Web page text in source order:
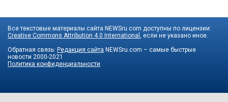
Все текстовые материалы сайта NEWSru.com доступны по лицензии:
Creative Commons Attribution 4.0 International
, если не указано иное.
Обратная связь: Редакция сайта NEWSru.com – самые быстрые
новости 2000-2021
Политика конфиденциальности